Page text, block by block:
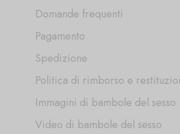
Domande frequenti
Pagamento
Spedizione
Politica di rimborso e
Immagini di bambole del sesso
Video di bambole del sesso